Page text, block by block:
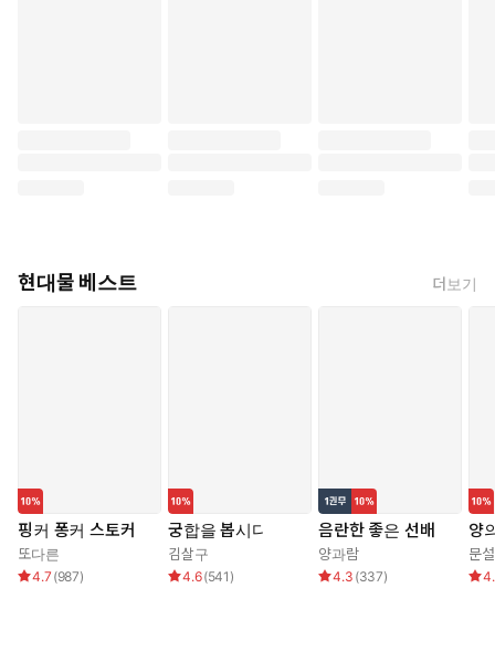
현대물 베스트 더보기
핑커 퐁커 스토커
또다른
4.7 (987)
궁합을 봅시다
김살구
4.6(541 )
음란한 좋은 선배
양과람
4.3 (337)
양
문